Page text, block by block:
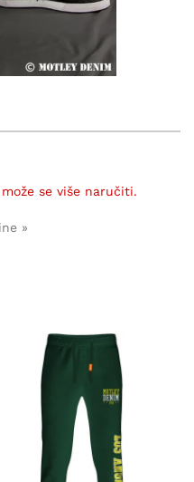
se više naručiti.
»